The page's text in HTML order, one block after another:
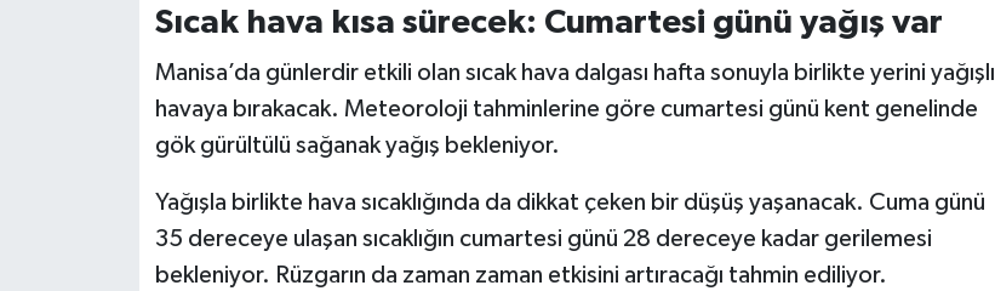
Sıcak hava kısa sürecek: Cumartesi günü yağış var
Manisa’da günlerdir etkili olan sıcak hava dalgası hafta sonuyla birlikte yerini yağışlı
havaya bırakacak. Meteoroloji tahminlerine göre cumartesi günü kent genelinde
gök gürültülü sağanak yağış bekleniyor.
Yağışla birlikte hava sıcaklığında da dikkat çeken bir düşüş yaşanacak. Cuma günü
35 dereceye ulaşan sıcaklığın cumartesi günü 28 dereceye kadar gerilemesi
bekleniyor. Rüzgarın da zaman zaman etkisini artıracağı tahmin ediliyor.